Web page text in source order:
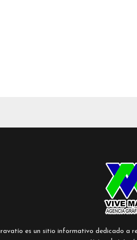
es un sitio informativo dedicado a